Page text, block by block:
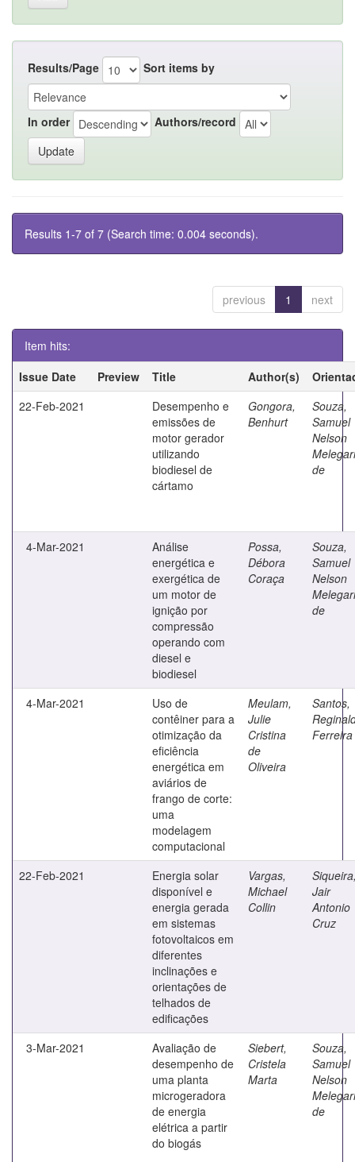
Results/Page Sort items by
In order Authors/record
Results 1-7 of 7 (Search time: 0.004 seconds).
previous 1 next
Item hits:
Issue Date
Preview Title Author(s)
22-Feb-2021
Desempenho e
emissões de
motor gerador
utilizando
biodiesel de
cártamo
Gongora,
Benhurt
Souza,
Samuel
Nelson
Melegari
de
4-Mar-2021
Análise
energética e
exergética de
um motor de
ignição por
compressão
operando com
diesel e
biodiesel
Possa,
Débora
Coraça
Souza,
Samuel
Nelson
Melegari
de
4-Mar-2021
Uso de
contêiner para a
otimização da
eficiência
energética em
aviários de
frango de corte:
uma
modelagem
computacional
Meulam,
Julie
Cristina
de
Oliveira
Santos,
Ferreira
22-Feb-2021
Energia solar
disponível e
energia gerada
em sistemas
fotovoltaicos em
diferentes
inclinações e
orientações de
telhados de
edificações
Vargas,
Michael
Collin
Jair
Antonio
Cruz
3-Mar-2021
Avaliação de
desempenho de
uma planta
microgeradora
de energia
elétrica a partir
do biogás
Siebert,
Cristela
Marta
Souza,
Samuel
Nelson
Melegari
de